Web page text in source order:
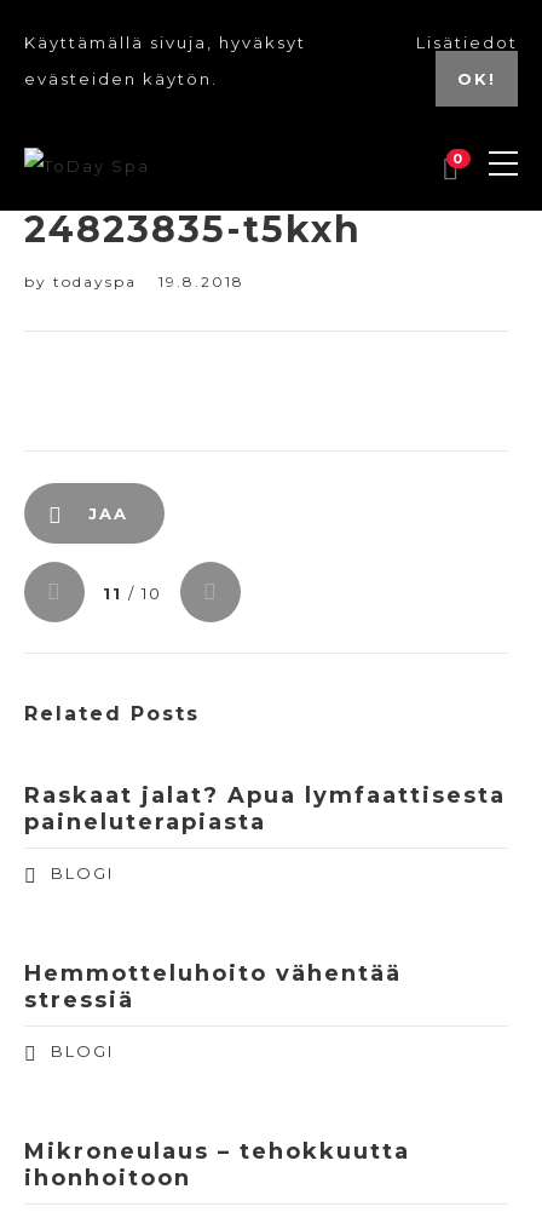
Käyttämällä sivuja, hyväksyt
evästeiden käytön.
Lisätiedot
OK!
0
24823835-t5kxh
by todayspa 19.8.2018
JAA
11 / 10
Related Posts
Raskaat jalat? Apua lymfaattisesta
paineluterapiasta
BLOGI
Hemmotteluhoito vähentää
stressiä
BLOGI
Mikroneulaus – tehokkuutta
ihonhoitoon